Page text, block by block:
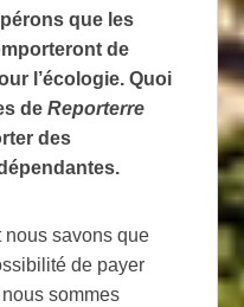
que les
de
l’écologie. Quoi
deReporterre
des
nous savons que
de payer
sommes